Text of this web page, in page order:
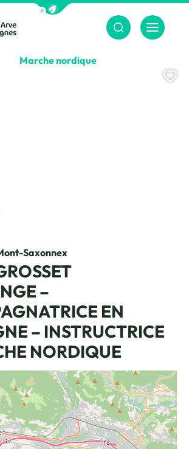
Afficher la barre de navigation du
montagnes
Menu
Saxonnex
–
EN
– INSTRUCTRICE
NORDIQUE
Marche nordique, © Apirando